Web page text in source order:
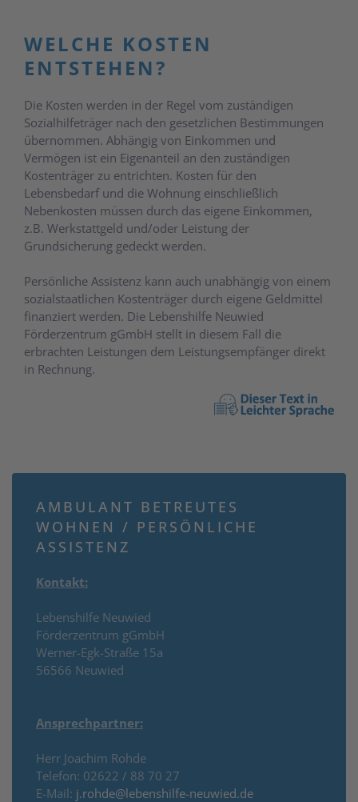
WELCHE KOSTEN
ENTSTEHEN?
Die Kosten werden in der Regel vom zuständigen
Sozialhilfeträger nach den gesetzlichen Bestimmungen
übernommen. Abhängig von Einkommen und
Vermögen ist ein Eigenanteil an den zuständigen
Kostenträger zu entrichten. Kosten für den
Lebensbedarf und die Wohnung einschließlich
Nebenkosten müssen durch das eigene Einkommen,
z.B. Werkstattgeld und/oder Leistung der
Grundsicherung gedeckt werden.
Persönliche Assistenz kann auch unabhängig von einem
sozialstaatlichen Kostenträger durch eigene Geldmittel
finanziert werden. Die Lebenshilfe Neuwied
Förderzentrum gGmbH stellt in diesem Fall die
erbrachten Leistungen dem Leistungsempfänger direkt
in Rechnung.
AMBULANT BETREUTES
WOHNEN / PERSÖNLICHE
ASSISTENZ
Kontakt:
Lebenshilfe Neuwied
Förderzentrum gGmbH
Werner-Egk-Straße 15a
56566 Neuwied
Ansprechpartner:
Herr Joachim Rohde
Telefon: 02622 / 88 70 27
E-Mail: j.rohde@lebenshilfe-neuwied.de